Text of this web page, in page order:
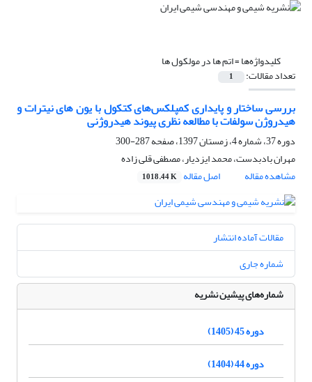
کلیدواژه‌ها =اتم ها در مولکول ها
تعداد مقالات: 1
بررسی ساختار و پایداری کمپلکس‌های کتکول با یون های نیترات و
هیدروژن سولفات با مطالعه نظری پیوند هیدروژنی
دوره 37، شماره 4، زمستان 1397، صفحه
287-300
مهران بادبدست، محمد ایزدیار، مصطفی قلی زاده
مشاهده مقاله
اصل مقاله 1018.44 K
مقالات آماده انتشار
شماره جاری
شماره‌های پیشین نشریه
دوره 45 (1405)
دوره 44 (1404)